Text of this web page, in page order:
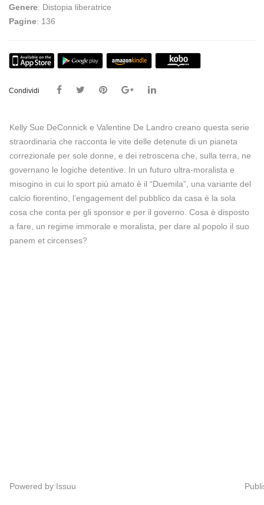
Genere: Distopia liberatrice
Pagine: 136
Condividi
Kelly Sue DeConnick e Valentine De Landro creano questa serie
straordinaria che racconta le vite delle detenute di un pianeta
correzionale per sole donne, e dei retroscena che, sulla terra, ne
governano le logiche detentive. In un futuro ultra-moralista e
misogino in cui lo sport più amato è il “Duemila”, una variante del
calcio fiorentino, l’engagement del pubblico da casa è la sola
cosa che conta per gli sponsor e per il governo. Cosa è disposto
a fare, un regime immorale e moralista, per dare al popolo il suo
panem et circenses?
Powered by Issuu